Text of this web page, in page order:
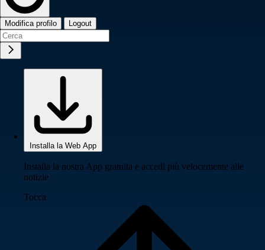
Modifica profilo Logout
Installa la Web App
Installa la nostra App gratuita e accedi più velocemente alle
notizie
Tocca